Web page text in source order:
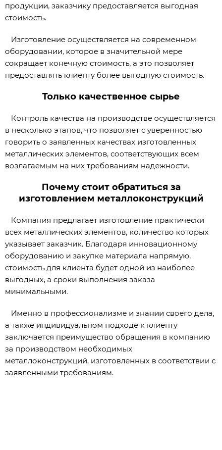
продукции, заказчику предоставляется выгодная
стоимость.
Изготовление осуществляется на современном
оборудовании, которое в значительной мере
сокращает конечную стоимость, а это позволяет
предоставлять клиенту более выгодную стоимость.
Только качественное сырье
Контроль качества на производстве осуществляется
в несколько этапов, что позволяет с уверенностью
говорить о заявленных качествах изготовленных
металлических элементов, соответствующих всем
возлагаемым на них требованиям надежности.
Почему стоит обратиться за
изготовлением металлоконструкций
Компания предлагает изготовление практически
всех металлических элементов, количество которых
указывает заказчик. Благодаря инновационному
оборудованию и закупке материала напрямую,
стоимость для клиента будет одной из наиболее
выгодных, а сроки выполнения заказа
минимальными.
Именно в профессионализме и знании своего дела,
а также индивидуальном подходе к клиенту
заключается преимущество обращения в компанию
за производством необходимых
металлоконструкций, изготовленных в соответствии с
заявленными требованиям.